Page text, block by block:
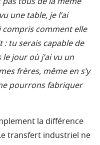
pas tous de la même
une table, je l’ai
compris comment elle
: tu serais capable de
jour où j’ai vu un
frères, même en s’y
pourrons fabriquer
la différence
transfert industriel ne